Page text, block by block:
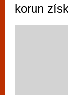
korun